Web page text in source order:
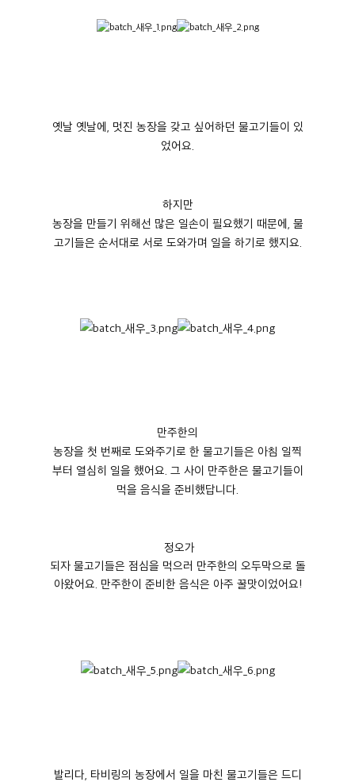
옛날 옛날에 멋진 농장을 갖고 싶어하던 물고기들이 있
었어요
하지만
농장을 만들기 위해선 많은 일손이 필요했기 때문에 물
고기들은 순서대로 서로 도와가며 일을 하기로 했지요
만주한의
농장을 첫 번째로 도와주기로 한 물고기들은 아침 일찍
부터 열심히 일을 했어요 그 사이 만주한은 물고기들이
먹을 음식을 준비했답니다
정오가
되자 물고기들은 점심을 먹으러 만주한의 오두막으로 돌
아왔어요 만주한이 준비한 음식은 아주 꿀맛이었어요!
발리다, 타비링의 농장에서 일을 마친 물고기들은 드디